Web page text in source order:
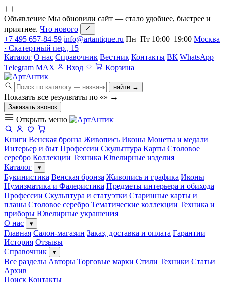
Объявление Мы обновили сайт — стало удобнее, быстрее и
приятнее. Что нового
+7 495 657-84-59 info@artantique.ru Пн–Пт 10:00–19:00 Москва
· Скатертный пер., 15
Каталог О нас Справочник Вестник Контакты ВК WhatsApp
Telegram MAX Вход Корзина
найти →
Показать все результаты по «» →
Заказать звонок
Открыть меню
Книги Венская бронза Живопись Иконы Монеты и медали
Интерьер и быт Профессии Скульптура Карты Столовое
серебро Коллекции Техника Ювелирные изделия
Каталог
▾
Букинистика Венская бронза Живопись и графика Иконы
Нумизматика и Фалеристика Предметы интерьера и обихода
Профессии Скульптура и статуэтки Старинные карты и
планы Столовое серебро Тематические коллекции Техника и
приборы Ювелирные украшения
О нас
▾
Главная Салон-магазин Заказ, доставка и оплата Гарантии
История Отзывы
Справочник
▾
Все разделы Авторы Торговые марки Стили Техники Статьи
Архив
Поиск Контакты